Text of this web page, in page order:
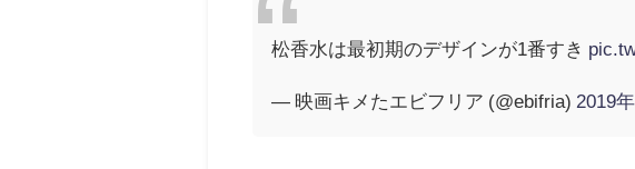
松香水は最初期のデザインが1番すき
— 映画キメたエビフリア (@ebifria) 2019